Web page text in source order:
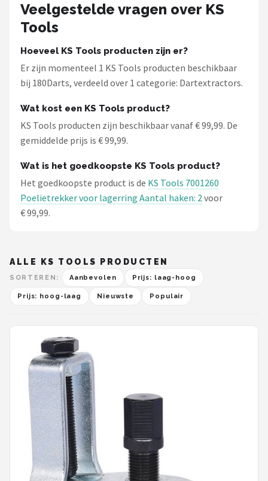
Veelgestelde vragen over KS
Tools
Hoeveel KS Tools producten zijn er?
Er zijn momenteel 1 KS Tools producten beschikbaar
bij 180Darts, verdeeld over 1 categorie: Dartextractors.
Wat kost een KS Tools product?
KS Tools producten zijn beschikbaar vanaf € 99,99. De
gemiddelde prijs is € 99,99.
Wat is het goedkoopste KS Tools product?
Het goedkoopste product is de KS Tools 7001260
Poelietrekker voor lagerring Aantal haken: 2voor
€ 99,99.
ALLE KS TOOLS PRODUCTEN
SORTEREN: Aanbevolen Prijs: laag-hoog
Prijs: hoog-laag Nieuwste Populair